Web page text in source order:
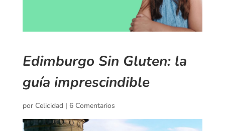
Edimburgo Sin Gluten: la
guía imprescindible
por Celicidad| 6 Comentarios